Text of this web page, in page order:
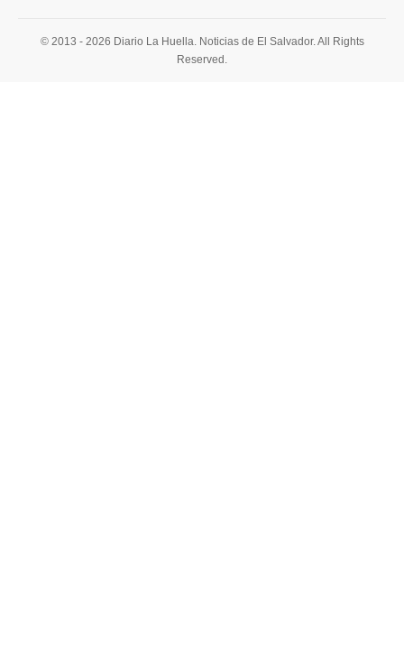
© 2013 - 2026 Diario La Huella. Noticias de El Salvador. All Rights
Reserved.